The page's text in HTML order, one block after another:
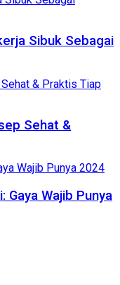
Sibuk Sebagai
Sehat &
Gaya Wajib Punya